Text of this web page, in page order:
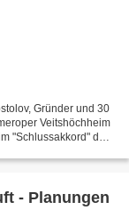
Gründer und 30
Veitshöchheim
"Schlussakkord" der
- Planungen